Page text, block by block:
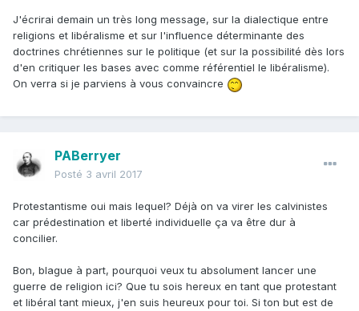
J'écrirai demain un très long message, sur la dialectique entre
religions et libéralisme et sur l'influence déterminante des
doctrines chrétiennes sur le politique (et sur la possibilité dès lors
d'en critiquer les bases avec comme référentiel le libéralisme).
On verra si je parviens à vous convaincre
PABerryer
Posté 3 avril 2017
Protestantisme oui mais lequel? Déjà on va virer les calvinistes
car prédestination et liberté individuelle ça va être dur à
concilier.
Bon, blague à part, pourquoi veux tu absolument lancer une
guerre de religion ici? Que tu sois hereux en tant que protestant
et libéral tant mieux, j'en suis heureux pour toi. Si ton but est de